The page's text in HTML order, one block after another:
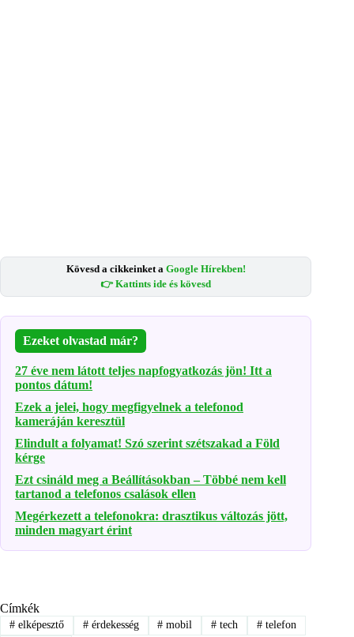
Kövesd a cikkeinket a Google Hírekben!
👉 Kattints ide és kövesd
Ezeket olvastad már?
27 éve nem látott teljes napfogyatkozás jön! Itt a
pontos dátum!
Ezek a jelei, hogy megfigyelnek a telefonod
kameráján keresztül
Elindult a folyamat! Szó szerint szétszakad a Föld
kérge
Ezt csináld meg a Beállításokban – Többé nem kell
tartanod a telefonos csalások ellen
Megérkezett a telefonokra: drasztikus változás jött,
minden magyart érint
Címkék
#elképesztő #érdekesség # mobil # tech # telefon